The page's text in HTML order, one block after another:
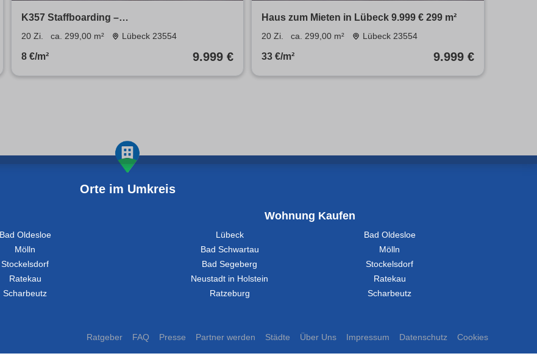
K357 Staffboarding –
Monteurzimmervermietung, Vermittlung in
20 Zi. ca. 299,00 m² Lübeck 23554
8 €/m² 9.999 €
Haus zum Mieten in Lübeck 9.999 € 299 m²
20 Zi. ca. 299,00 m² Lübeck 23554
33 €/m² 9.999 €
Orte im Umkreis
Bad Oldesloe
Mölln
Stockelsdorf
Ratekau
Scharbeutz
Wohnung Kaufen
Lübeck
Bad Oldesloe
Bad Schwartau
Mölln
Bad Segeberg
Stockelsdorf
Neustadt in Holstein
Ratekau
Ratzeburg
Scharbeutz
Ratgeber FAQ Presse Partner werden Städte Über Uns Impressum Datenschutz Cookies